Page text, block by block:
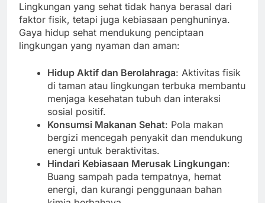
Lingkungan yang sehat tidak hanya berasal dari
faktor fisik, tetapi juga kebiasaan penghuninya.
Gaya hidup sehat mendukung penciptaan
lingkungan yang nyaman dan aman:
Hidup Aktif dan Berolahraga: Aktivitas fisik
di taman atau lingkungan terbuka membantu
menjaga kesehatan tubuh dan interaksi
sosial positif.
Konsumsi Makanan Sehat: Pola makan
bergizi mencegah penyakit dan mendukung
energi untuk beraktivitas.
Hindari Kebiasaan Merusak Lingkungan:
Buang sampah pada tempatnya, hemat
energi, dan kurangi penggunaan bahan